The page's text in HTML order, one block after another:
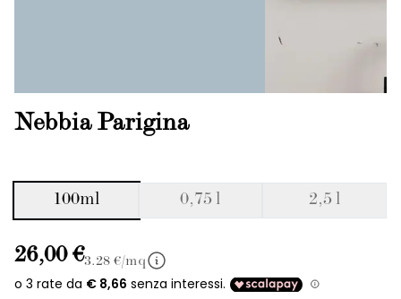
Nebbia Parigina
100ml 0,75 l 2,5 l
26,00 €3.28 €/mq